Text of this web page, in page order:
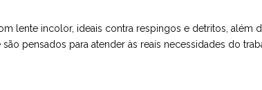
lente incolor, ideais contra respingos e detritos, além
pensados para atender às reais necessidades do